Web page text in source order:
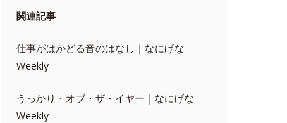
関連記事
仕事がはかどる音のはなし｜なにげな
Weekly
うっかり・オブ・ザ・イヤー｜なにげな
Weekly